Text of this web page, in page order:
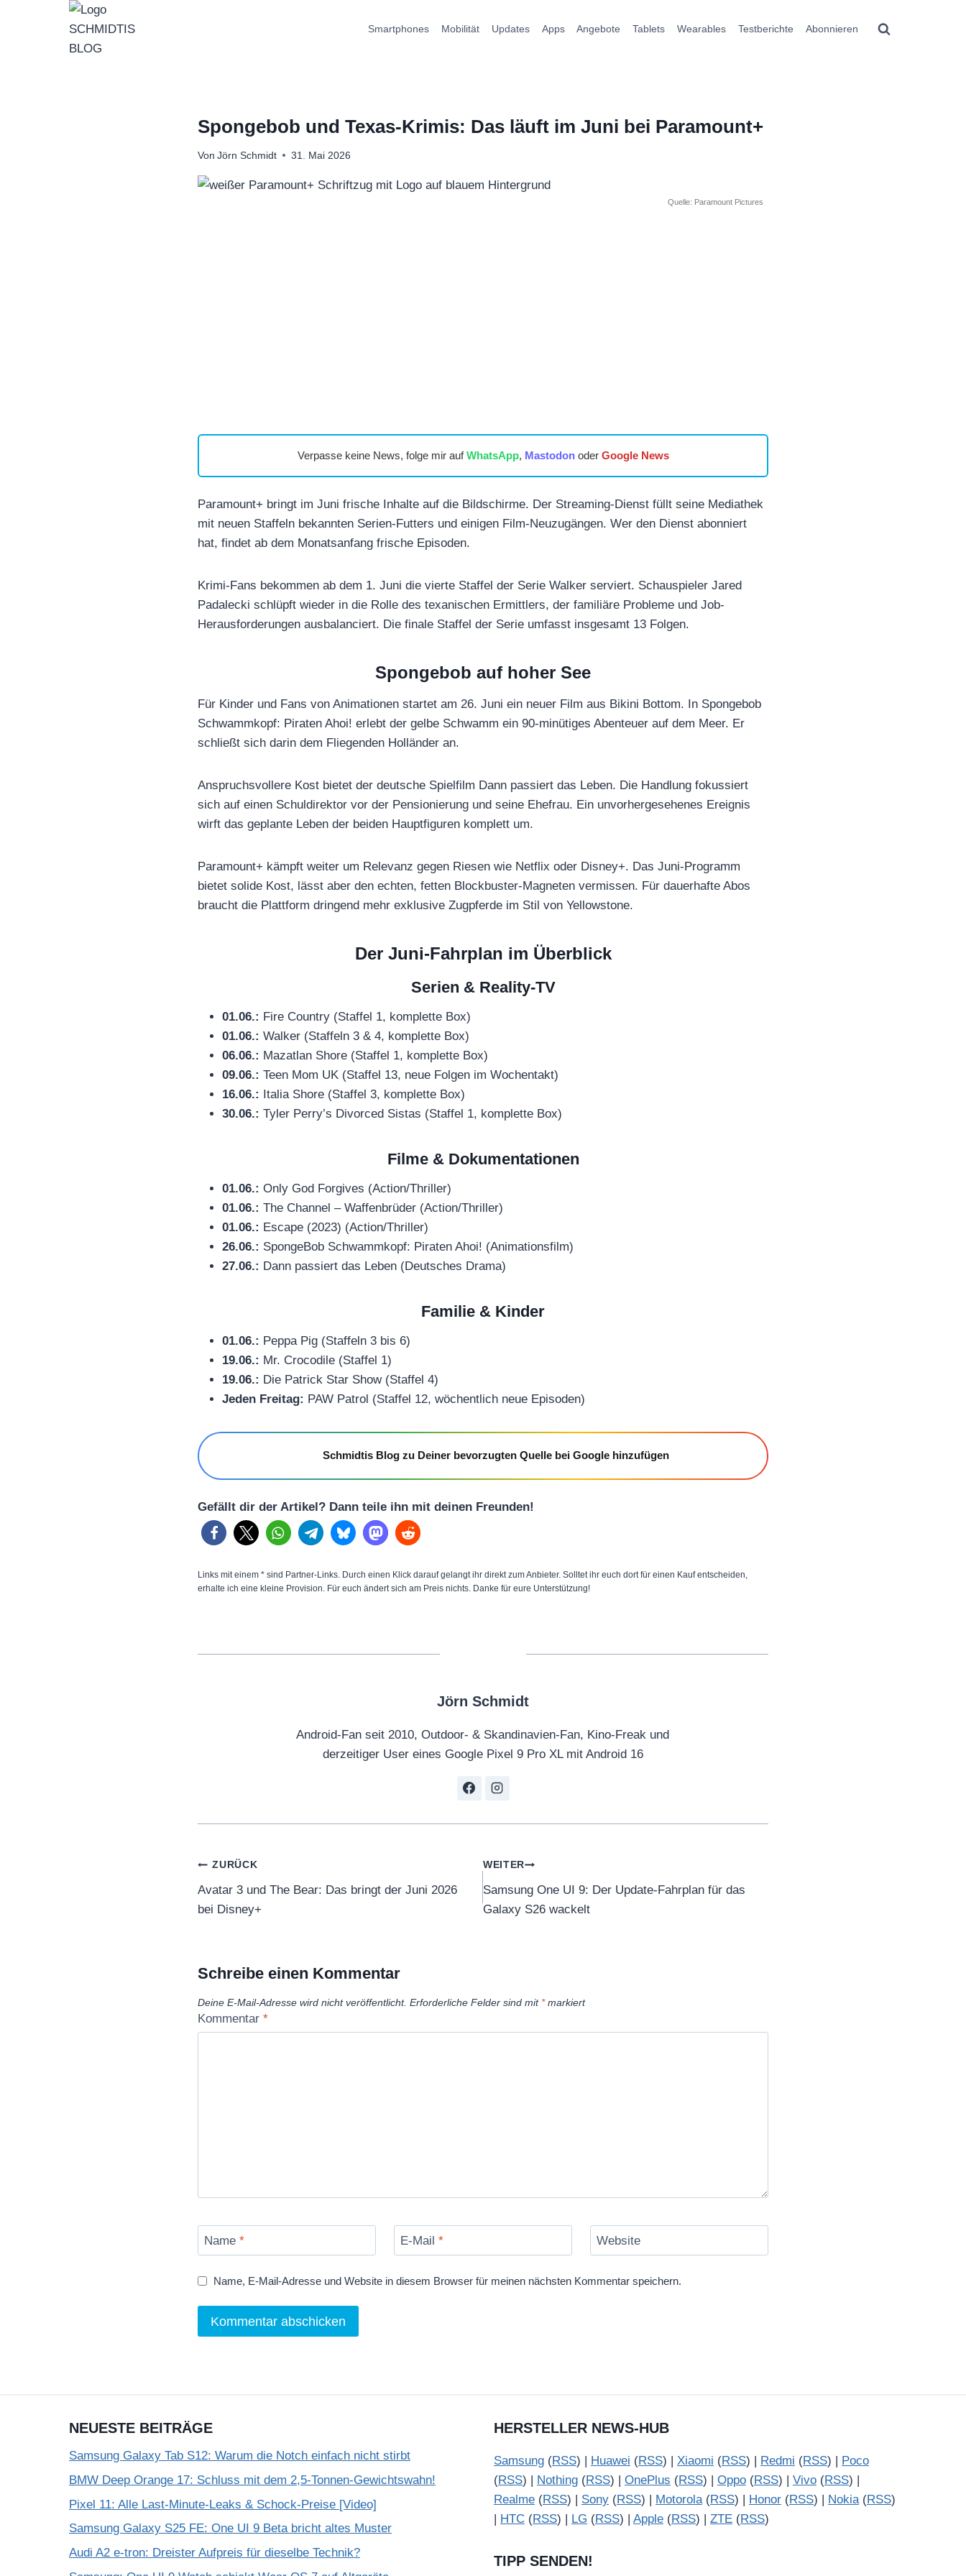
Smartphones Mobilität Updates Apps Angebote Tablets Wearables Testberichte Abonnieren
Spongebob und Texas-Krimis: Das läuft im Juni bei Paramount+
Von Jörn Schmidt 31. Mai 2026
Quelle: Paramount Pictures
Verpasse keine News, folge mir aufWhatsApp, Mastodonoder Google News
Paramount+ bringt im Juni frische Inhalte auf die Bildschirme. Der Streaming-Dienst füllt seine Mediathek
mit neuen Staffeln bekannten Serien-Futters und einigen Film-Neuzugängen. Wer den Dienst abonniert
hat, findet ab dem Monatsanfang frische Episoden.
Krimi-Fans bekommen ab dem 1. Juni die vierte Staffel der Serie Walker serviert. Schauspieler Jared
Padalecki schlüpft wieder in die Rolle des texanischen Ermittlers, der familiäre Probleme und Job-
Herausforderungen ausbalanciert. Die finale Staffel der Serie umfasst insgesamt 13 Folgen.
Spongebob auf hoher See
Für Kinder und Fans von Animationen startet am 26. Juni ein neuer Film aus Bikini Bottom. In Spongebob
Schwammkopf: Piraten Ahoi! erlebt der gelbe Schwamm ein 90-minütiges Abenteuer auf dem Meer. Er
schließt sich darin dem Fliegenden Holländer an.
Anspruchsvollere Kost bietet der deutsche Spielfilm Dann passiert das Leben. Die Handlung fokussiert
sich auf einen Schuldirektor vor der Pensionierung und seine Ehefrau. Ein unvorhergesehenes Ereignis
wirft das geplante Leben der beiden Hauptfiguren komplett um.
Paramount+ kämpft weiter um Relevanz gegen Riesen wie Netflix oder Disney+. Das Juni-Programm
bietet solide Kost, lässt aber den echten, fetten Blockbuster-Magneten vermissen. Für dauerhafte Abos
braucht die Plattform dringend mehr exklusive Zugpferde im Stil von Yellowstone.
Der Juni-Fahrplan im Überblick
Serien & Reality-TV
01.06.: Fire Country (Staffel 1, komplette Box)
01.06.: Walker (Staffeln 3 & 4, komplette Box)
06.06.: Mazatlan Shore (Staffel 1, komplette Box)
09.06.: Teen Mom UK (Staffel 13, neue Folgen im Wochentakt)
16.06.: Italia Shore (Staffel 3, komplette Box)
30.06.: Tyler Perry’s Divorced Sistas (Staffel 1, komplette Box)
Filme & Dokumentationen
01.06.: Only God Forgives (Action/Thriller)
01.06.: The Channel – Waffenbrüder (Action/Thriller)
01.06.: Escape (2023) (Action/Thriller)
26.06.: SpongeBob Schwammkopf: Piraten Ahoi! (Animationsfilm)
27.06.: Dann passiert das Leben (Deutsches Drama)
Familie & Kinder
01.06.: Peppa Pig (Staffeln 3 bis 6)
19.06.: Mr. Crocodile (Staffel 1)
19.06.: Die Patrick Star Show (Staffel 4)
Jeden Freitag: PAW Patrol (Staffel 12, wöchentlich neue Episoden)
Schmidtis Blog zu Deiner bevorzugten Quelle bei Google hinzufügen
Gefällt dir der Artikel? Dann teile ihn mit deinen Freunden!
Links mit einem * sind Partner-Links. Durch einen Klick darauf gelangt ihr direkt zum Anbieter. Solltet ihr euch dort für einen Kauf entscheiden,
erhalte ich eine kleine Provision. Für euch ändert sich am Preis nichts. Danke für eure Unterstützung!
Jörn Schmidt
Android-Fan seit 2010, Outdoor- & Skandinavien-Fan, Kino-Freak und
derzeitiger User eines Google Pixel 9 Pro XL mit Android 16
Beitragsnavigation
ZURÜCK
Avatar 3 und The Bear: Das bringt der Juni 2026
bei Disney+
WEITER
Samsung One UI 9: Der Update-Fahrplan für das
Galaxy S26 wackelt
Schreibe einen Kommentar
Deine E-Mail-Adresse wird nicht veröffentlicht. Erforderliche Felder sind mit *markiert
Kommentar *
Name * E-Mail * Website
Name, E-Mail-Adresse und Website in diesem Browser für meinen nächsten Kommentar speichern.
NEUESTE BEITRÄGE
Samsung Galaxy Tab S12: Warum die Notch einfach nicht stirbt
BMW Deep Orange 17: Schluss mit dem 2,5-Tonnen-Gewichtswahn!
Pixel 11: Alle Last-Minute-Leaks & Schock-Preise [Video]
Samsung Galaxy S25 FE: One UI 9 Beta bricht altes Muster
Audi A2 e-tron: Dreister Aufpreis für dieselbe Technik?
HERSTELLER NEWS-HUB
Samsung (RSS) | Huawei (RSS) | Xiaomi (RSS) | Redmi (RSS) | Poco
(RSS) | Nothing (RSS) | OnePlus (RSS) | Oppo (RSS) | Vivo (RSS) |
Realme (RSS) | Sony (RSS) | Motorola(RSS) | Honor (RSS) | Nokia(RSS)
| HTC (RSS) | LG (RSS) | Apple (RSS) | ZTE (RSS)
TIPP SENDEN!